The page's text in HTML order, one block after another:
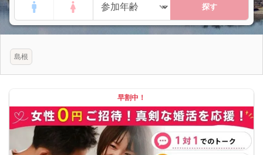
探す
島根
早割中！